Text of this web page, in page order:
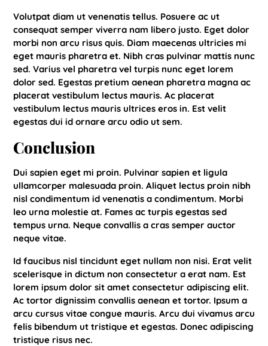
Volutpat diam ut venenatis tellus. Posuere ac ut
consequat semper viverra nam libero justo. Eget dolor
morbi non arcu risus quis. Diam maecenas ultricies mi
eget mauris pharetra et. Nibh cras pulvinar mattis nunc
sed. Varius vel pharetra vel turpis nunc eget lorem
dolor sed. Egestas pretium aenean pharetra magna ac
placerat vestibulum lectus mauris. Ac placerat
vestibulum lectus mauris ultrices eros in. Est velit
egestas dui id ornare arcu odio ut sem.
Conclusion
Dui sapien eget mi proin. Pulvinar sapien et ligula
ullamcorper malesuada proin. Aliquet lectus proin nibh
nisl condimentum id venenatis a condimentum. Morbi
leo urna molestie at. Fames ac turpis egestas sed
tempus urna. Neque convallis a cras semper auctor
neque vitae.
Id faucibus nisl tincidunt eget nullam non nisi. Erat velit
scelerisque in dictum non consectetur a erat nam. Est
lorem ipsum dolor sit amet consectetur adipiscing elit.
Ac tortor dignissim convallis aenean et tortor. Ipsum a
arcu cursus vitae congue mauris. Arcu dui vivamus arcu
felis bibendum ut tristique et egestas. Donec adipiscing
tristique risus nec.